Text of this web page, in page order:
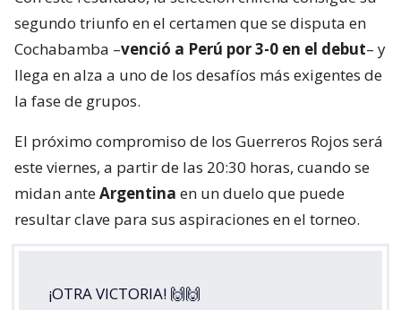
segundo triunfo en el certamen que se disputa en
Cochabamba –venció a Perú por 3-0 en el debut– y
llega en alza a uno de los desafíos más exigentes de
la fase de grupos.
El próximo compromiso de los Guerreros Rojos será
este viernes, a partir de las 20:30 horas, cuando se
midan anteArgentina en un duelo que puede
resultar clave para sus aspiraciones en el torneo.
¡OTRA VICTORIA! 🙌🙌